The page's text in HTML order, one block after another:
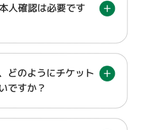
人確認は必要です
どのようにチケット
ですか？